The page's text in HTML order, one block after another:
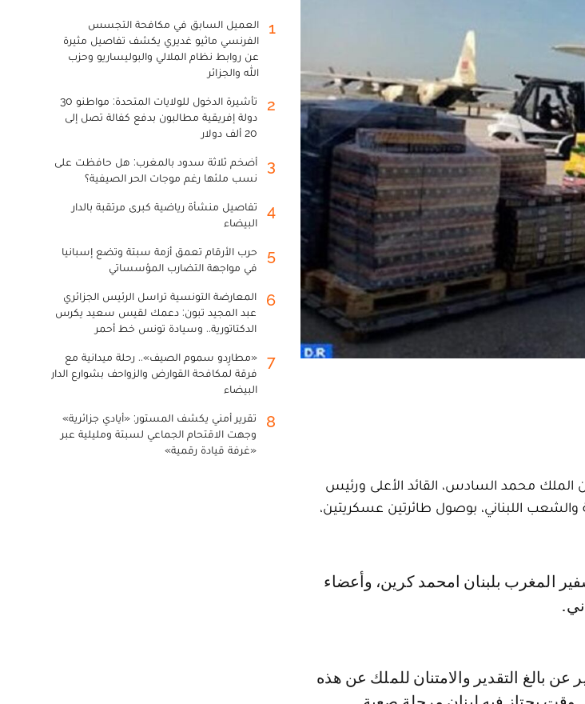
الملك محمد السادس، القائد الأعلى ورئيس
والشعب اللبناني، بوصول طائرتين عسكريتين،
عن بالغ التقدير والامتنان للملك عن هذه
1
العميل السابق في مكافحة التجسس
الفرنسي ماثيو غديري يكشف تفاصيل مثيرة
عن روابط نظام الملالي والبوليساريو وحزب
الله والجزائر
2
تأشيرة الدخول للولايات المتحدة: مواطنو 30
دولة إفريقية مطالبون بدفع كفالة تصل إلى
20 ألف دولار
3
أضخم ثلاثة سدود بالمغرب: هل حافظت على
نسب ملئها رغم موجات الحر الصيفية؟
4
تفاصيل منشأة رياضية كبرى مرتقبة بالدار
البيضاء
5
حرب الأرقام تعمق أزمة سبتة وتضع إسبانيا
في مواجهة التضارب المؤسساتي
6
المعارضة التونسية تراسل الرئيس الجزائري
عبد المجيد تبون: دعمك لقيس سعيد يكرس
الدكتاتورية.. وسيادة تونس خط أحمر
7
«مطارِدو سموم الصيف».. رحلة ميدانية مع
فرقة لمكافحة القوارض والزواحف بشوارع الدار
البيضاء
8
تقرير أمني يكشف المستور: «أيادي جزائرية»
وجهت الاقتحام الجماعي لسبتة ومليلية عبر
«غرفة قيادة رقمية»